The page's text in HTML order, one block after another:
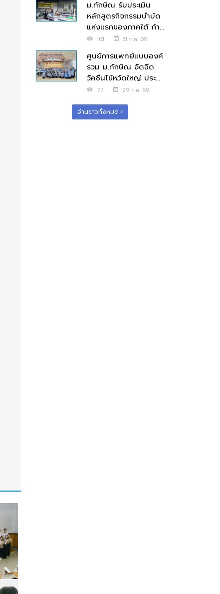
ม.ทักษิณ รับประเมิน
หลักสูตรกิจกรรมบำบัด
แห่งแรกของภาคใต้ ก้า...
161 31 ก.ค. 69
ศูนย์การแพทย์แบบองค์
รวม ม.ทักษิณ จัดฉีด
วัคซีนไข้หวัดใหญ่ ประ...
77 29 ก.ค. 69
อ่านข่าวทั้งหมด